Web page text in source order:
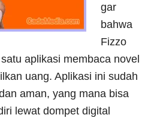
gar
bahwa
Fizzo
aplikasi membaca novel
uang. Aplikasi ini sudah
aman, yang mana bisa
lewat dompet digital